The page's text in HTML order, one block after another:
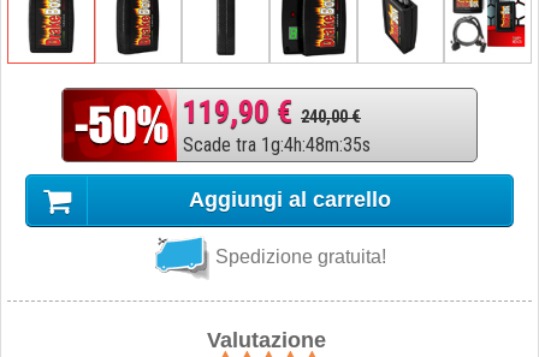
119,90 € 240,00 €
Scade tra 1g:4h:48m:34s
Aggiungi al carrello
Spedizione gratuita!
Valutazione